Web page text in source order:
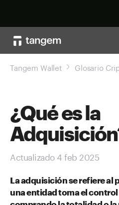
Tangem Wallet Glosario
¿Qué es la
Actualizado 4 feb 2025
La adquisición se refiere al
una entidad toma el